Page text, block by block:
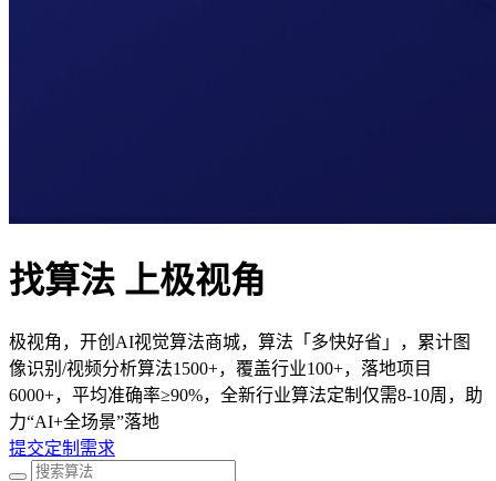
找算法 上极视角
极视角，开创AI视觉算法商城，算法「多快好省」，累计图
像识别/视频分析算法1500+，覆盖行业100+，落地项目
6000+，平均准确率≥90%，全新行业算法定制仅需8-10周，助
力“AI+全场景”落地
提交定制需求